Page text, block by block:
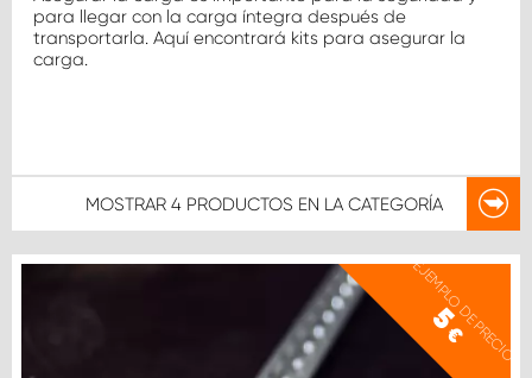
para llegar con la carga íntegra después de
transportarla. Aquí encontrará kits para asegurar la
carga.
MOSTRAR 4 PRODUCTOS EN LA CATEGORÍA
EJEMPLO DE PRECIO
5
€